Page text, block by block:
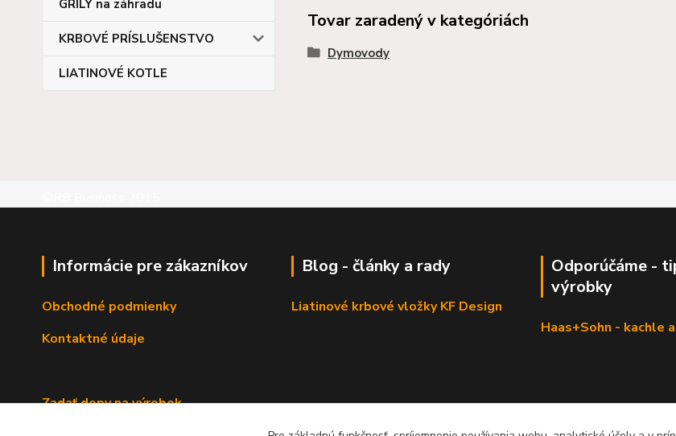
GRILY na záhradu
KRBOVÉ PRÍSLUŠENSTVO
LIATINOVÉ KOTLE
Tovar zaradený v kategóriách
Dymovody
Informácie pre zákazníkov
Obchodné podmienky
Kontaktné údaje
Zadať dopy na výrobok
Blog - články a rady
Liatinové krbové vložky KF Design
Odporúčáme -
výrobky
Haas+Sohn - kachle